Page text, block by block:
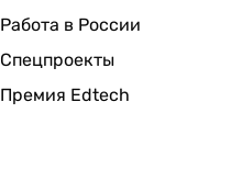
Работа в России
Спецпроекты
Премия Edtech